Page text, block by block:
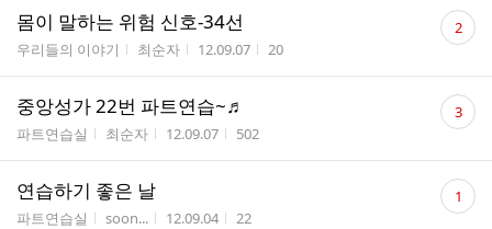
몸이 말하는 위험 신호-34선
게시판명
우리들의 이야기 작성자
최순자 작성시간
12.09.07 조회수
20
댓
글 2
중앙성가 22번 파트연습~♬
게시판명
파트연습실 작성자
최순자 작성시간
12.09.07 조회수
502
댓
글 3
연습하기 좋은 날
게시판명
파트연습실 작성자
soon... 작성시간
12.09.04 조회수
22
댓
글 1